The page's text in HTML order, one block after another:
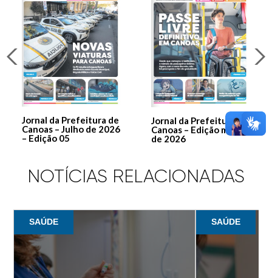
Jornal da Prefeitura de
Canoas – Julho de 2026
– Edição 05
Jornal da Prefeitura de
Canoas – Edição março
de 2026
NOTÍCIAS RELACIONADAS
SAÚDE SAÚDE